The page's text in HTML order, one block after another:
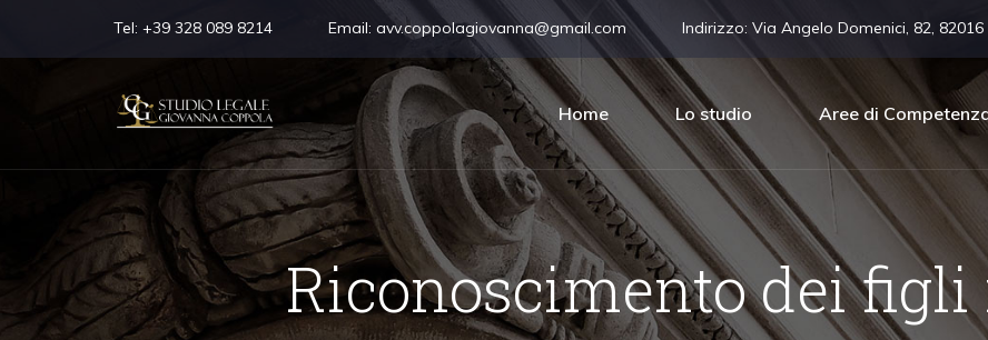
Tel: +39 328 089 8214 Email: avv.coppolagiovanna@gmail.com Indirizzo: Via Angelo Domenici, 82,
Home Lo studio Aree di
Riconoscimento dei